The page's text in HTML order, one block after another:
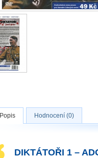
Popis Hodnocení (0)
DIKTÁTOŘI 1 –